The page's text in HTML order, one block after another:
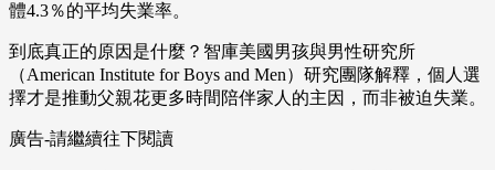
體4.3％的平均失業率。
到底真正的原因是什麼？智庫美國男孩與男性研究所
（American Institute for Boys and Men）研究團隊解釋，個人選
擇才是推動父親花更多時間陪伴家人的主因，而非被迫失業。
廣告-請繼續往下閱讀